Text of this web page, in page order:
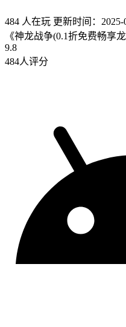
484 人在玩 更新时间：2025-
《神龙战争(0.1折免费畅享
9.8
484人评分